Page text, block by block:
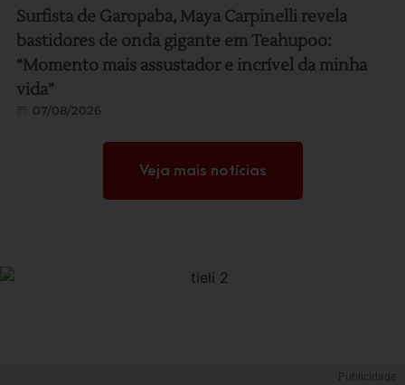
Surfista de Garopaba, Maya Carpinelli revela
bastidores de onda gigante em Teahupoo:
“Momento mais assustador e incrível da minha
vida”
07/08/2026
Veja mais notícias
Publicidade